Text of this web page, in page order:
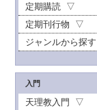
定期購読
定期刊行物
ジャンルから探す
入門
天理教入門